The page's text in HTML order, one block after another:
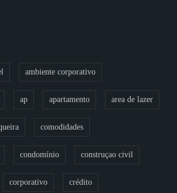
ambiente corporativo
ap apartamento area de lazer
comodidades
condomínio construçao civil
corporativo crédito